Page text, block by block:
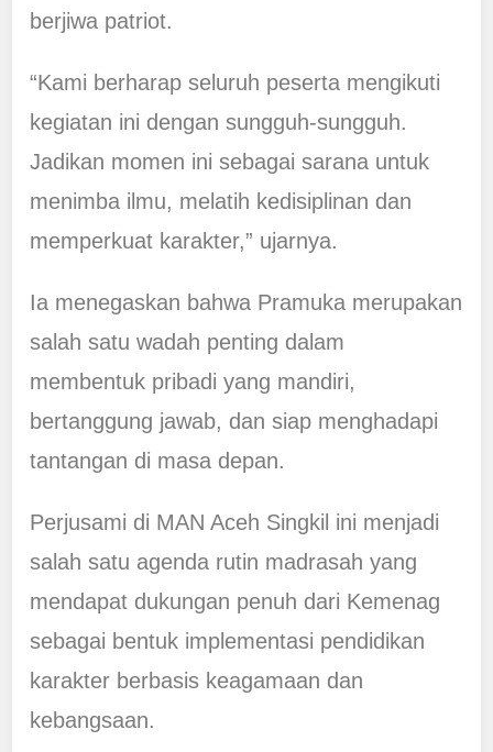
berjiwa patriot.
“Kami berharap seluruh peserta mengikuti
kegiatan ini dengan sungguh-sungguh.
Jadikan momen ini sebagai sarana untuk
menimba ilmu, melatih kedisiplinan dan
memperkuat karakter,” ujarnya.
Ia menegaskan bahwa Pramuka merupakan
salah satu wadah penting dalam
membentuk pribadi yang mandiri,
bertanggung jawab, dan siap menghadapi
tantangan di masa depan.
Perjusami di MAN Aceh Singkil ini menjadi
salah satu agenda rutin madrasah yang
mendapat dukungan penuh dari Kemenag
sebagai bentuk implementasi pendidikan
karakter berbasis keagamaan dan
kebangsaan.